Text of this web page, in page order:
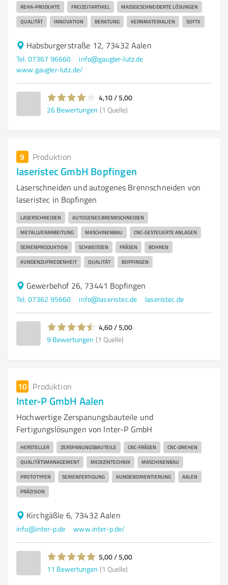
REHA-PRODUKTE FREIZEITARTIKEL MASSGESCHNEIDERTE LÖSUNGEN
QUALITÄT INNOVATION BERATUNG KERNMATERIALIEN SOFTX
Habsburgerstraße 12, 73432 Aalen
Tel. 07367 96660
info@gaugler-lutz.de
www.gaugler-lutz.de/
4,10 / 5,00
26 Bewertungen (1 Quelle)
9 Produktion
laseristec GmbH Bopfingen
Laserschneiden und autogenes Brennschneiden von
laseristec in Bopfingen
LASERSCHNEIDEN AUTOGENES BRENNSCHNEIDEN
METALLVERARBEITUNG MASCHINENBAU CNC-GESTEUERTE ANLAGEN
SERIENPRODUKTION SCHWEISSEN FRÄSEN BOHREN
KUNDENZUFRIEDENHEIT QUALITÄT BOPFINGEN
Gewerbehof 26, 73441 Bopfingen
Tel. 07362 95660 info@laseristec.de laseristec.de
4,60 / 5,00
9 Bewertungen (1 Quelle)
10 Produktion
Inter-P GmbH Aalen
Hochwertige Zerspanungsbauteile und
Fertigungslösungen von Inter-P GmbH
HERSTELLER ZERSPANUNGSBAUTEILE CNC-FRÄSEN CNC-DREHEN
QUALITÄTSMANAGEMENT MEDIZINTECHNIK MASCHINENBAU
PROTOTYPEN SERIENFERTIGUNG KUNDENORIENTIERUNG AALEN
PRÄZISION
Kirchgäßle 6, 73432 Aalen
info@inter-p.de www.inter-p.de/
5,00 / 5,00
11 Bewertungen (1 Quelle)